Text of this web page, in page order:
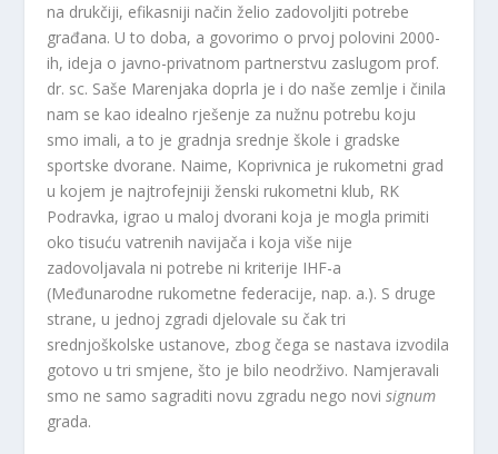
na drukčiji, efikasniji način želio zadovoljiti potrebe
građana. U to doba, a govorimo o prvoj polovini 2000-
ih, ideja o javno-privatnom partnerstvu zaslugom prof.
dr. sc. Saše Marenjaka doprla je i do naše zemlje i činila
nam se kao idealno rješenje za nužnu potrebu koju
smo imali, a to je gradnja srednje škole i gradske
sportske dvorane. Naime, Koprivnica je rukometni grad
u kojem je najtrofejniji ženski rukometni klub, RK
Podravka, igrao u maloj dvorani koja je mogla primiti
oko tisuću vatrenih navijača i koja više nije
zadovoljavala ni potrebe ni kriterije IHF-a
(Međunarodne rukometne federacije, nap. a.). S druge
strane, u jednoj zgradi djelovale su čak tri
srednjoškolske ustanove, zbog čega se nastava izvodila
gotovo u tri smjene, što je bilo neodrživo. Namjeravali
smo ne samo sagraditi novu zgradu nego novisignum
grada.